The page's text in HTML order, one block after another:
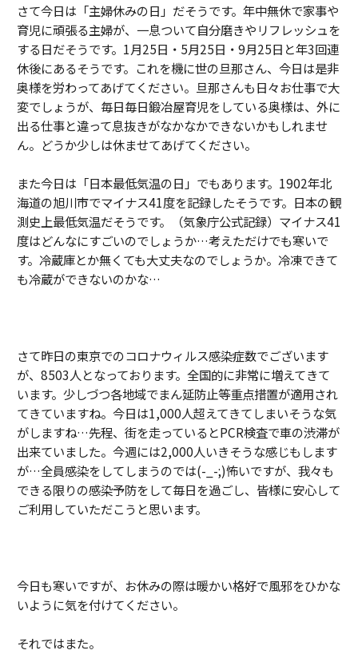
さて今日は「主婦休みの日」だそうです。年中無休で家事や
育児に頑張る主婦が、一息ついて自分磨きやリフレッシュを
する日だそうです。1月25日・5月25日・9月25日と年3回連
休後にあるそうです。これを機に世の旦那さん、今日は是非
奥様を労わってあげてください。旦那さんも日々お仕事で大
変でしょうが、毎日毎日鍛冶屋育児をしている奥様は、外に
出る仕事と違って息抜きがなかなかできないかもしれませ
ん。どうか少しは休ませてあげてください。
また今日は「日本最低気温の日」でもあります。1902年北
海道の旭川市でマイナス41度を記録したそうです。日本の観
測史上最低気温だそうです。（気象庁公式記録）マイナス41
度はどんなにすごいのでしょうか…考えただけでも寒いで
す。冷蔵庫とか無くても大丈夫なのでしょうか。冷凍できて
も冷蔵ができないのかな…
さて昨日の東京でのコロナウィルス感染症数でございます
が、8503人となっております。全国的に非常に増えてきて
います。少しづつ各地域でまん延防止等重点措置が適用され
てきていますね。今日は1,000人超えてきてしまいそうな気
がしますね…先程、街を走っているとPCR検査で車の渋滞が
出来ていました。今週には2,000人いきそうな感じもします
が…全員感染をしてしまうのでは(-_-;)怖いですが、我々も
できる限りの感染予防をして毎日を過ごし、皆様に安心して
ご利用していただこうと思います。
今日も寒いですが、お休みの際は暖かい格好で風邪をひかな
いように気を付けてください。
それではまた。